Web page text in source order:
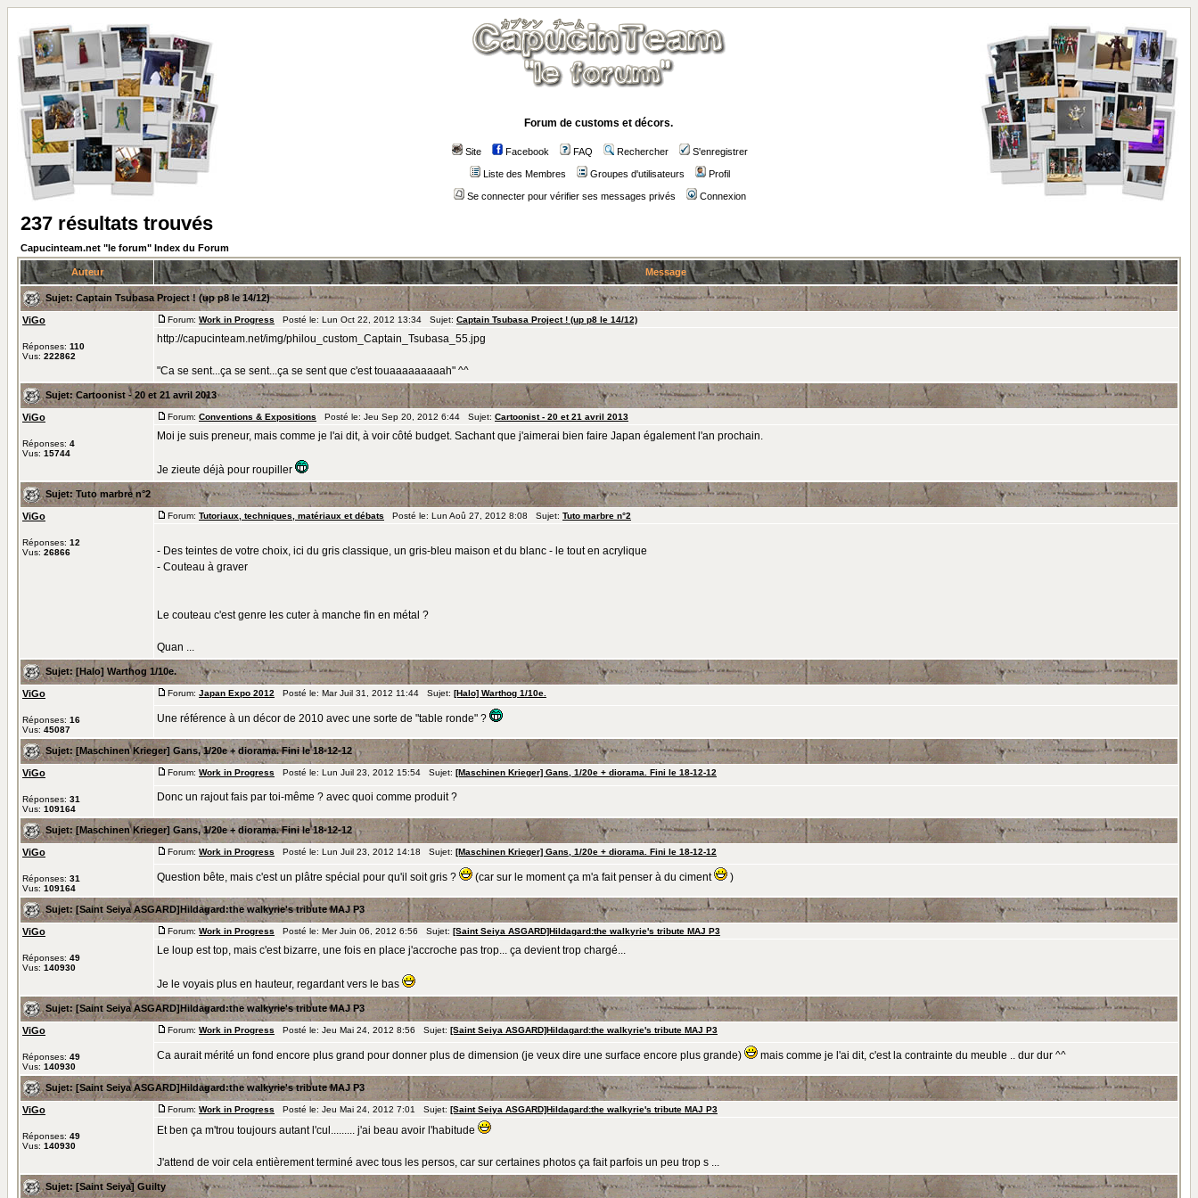
Forum de customs et décors.
Site Facebook FAQ Rechercher S'enregistrer
Liste des Membres Groupes d'utilisateurs Profil
Se connecter pour vérifier ses messages privés Connexion
237 résultats trouvés
Capucinteam.net "le forum" Index du Forum
Auteur Message
Sujet: Captain Tsubasa Project ! (up p8 le 14/12)
ViGo
Réponses: 110
Vus: 222862
Forum: Work in Progress Posté le: Lun Oct 22, 2012 13:34 Sujet: Captain Tsubasa Project ! (up p8 le 14/12)
http://capucinteam.net/img/philou_custom_Captain_Tsubasa_55.jpg
"Ca se sent...ça se sent...ça se sent que c'est touaaaaaaaaah" ^^
Sujet: Cartoonist - 20 et 21 avril 2013
ViGo
Réponses: 4
Vus: 15744
Forum: Conventions & Expositions Posté le: Jeu Sep 20, 2012 6:44 Sujet: Cartoonist - 20 et 21 avril 2013
Moi je suis preneur, mais comme je l'ai dit, à voir côté budget. Sachant que j'aimerai bien faire Japan également l'an prochain.
Je zieute déjà pour roupiller
Sujet: Tuto marbre n°2
ViGo
Réponses: 12
Vus: 26866
Forum: Tutoriaux, techniques, matériaux et débats Posté le: Lun Aoû 27, 2012 8:08 Sujet: Tuto marbre n°2
- Des teintes de votre choix, ici du gris classique, un gris-bleu maison et du blanc - le tout en acrylique
- Couteau à graver
Le couteau c'est genre les cuter à manche fin en métal ?
Quan ...
Sujet: [Halo] Warthog 1/10e.
ViGo
Réponses: 16
Vus: 45087
Forum: Japan Expo 2012 Posté le: Mar Juil 31, 2012 11:44 Sujet: [Halo] Warthog 1/10e.
Une référence à un décor de 2010 avec une sorte de "table ronde" ?
Sujet: [Maschinen Krieger] Gans, 1/20e + diorama. Fini le 18-12-12
ViGo
Réponses: 31
Vus: 109164
Forum: Work in Progress Posté le: Lun Juil 23, 2012 15:54 Sujet: [Maschinen Krieger] Gans, 1/20e + diorama. Fini le 18-12-12
Donc un rajout fais par toi-même ? avec quoi comme produit ?
Sujet: [Maschinen Krieger] Gans, 1/20e + diorama. Fini le 18-12-12
ViGo
Réponses: 31
Vus: 109164
Forum: Work in Progress Posté le: Lun Juil 23, 2012 14:18 Sujet: [Maschinen Krieger] Gans, 1/20e + diorama. Fini le 18-12-12
Question bête, mais c'est un plâtre spécial pour qu'il soit gris ? (car sur le moment ça m'a fait penser à du ciment )
Sujet: [Saint Seiya ASGARD]Hildagard:the walkyrie's tribute MAJ P3
ViGo
Réponses: 49
Vus: 140930
Forum: Work in Progress Posté le: Mer Juin 06, 2012 6:56 Sujet: [Saint Seiya ASGARD]Hildagard:the walkyrie's tribute MAJ P3
Le loup est top, mais c'est bizarre, une fois en place j'accroche pas trop... ça devient trop chargé...
Je le voyais plus en hauteur, regardant vers le bas
Sujet: [Saint Seiya ASGARD]Hildagard:the walkyrie's tribute MAJ P3
ViGo
Réponses: 49
Vus: 140930
Forum: Work in Progress Posté le: Jeu Mai 24, 2012 8:56 Sujet: [Saint Seiya ASGARD]Hildagard:the walkyrie's tribute MAJ P3
Ca aurait mérité un fond encore plus grand pour donner plus de dimension (je veux dire une surface encore plus grande) mais comme je l'ai dit, c'est la contrainte du meuble .. dur dur ^^
Sujet: [Saint Seiya ASGARD]Hildagard:the walkyrie's tribute MAJ P3
ViGo
Réponses: 49
Vus: 140930
Forum: Work in Progress Posté le: Jeu Mai 24, 2012 7:01 Sujet: [Saint Seiya ASGARD]Hildagard:the walkyrie's tribute MAJ P3
Et ben ça m'trou toujours autant l'cul......... j'ai beau avoir l'habitude
J'attend de voir cela entièrement terminé avec tous les persos, car sur certaines photos ça fait parfois un peu trop s ...
Sujet: [Saint Seiya] Guilty